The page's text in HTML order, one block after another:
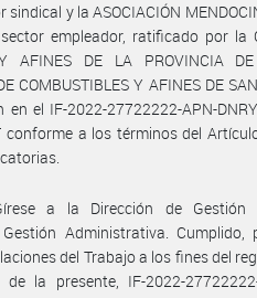
sindical y la ASOCIACIÓN
empleador, ratificado por la
Y AFINES DE LA PROVINCIA
COMBUSTIBLES Y AFINES DE
el IF-2022-27722222-APN-
conforme a los términos del
a la Dirección de
Administrativa.
del Trabajo a los fines del
la presente, IF-2022-